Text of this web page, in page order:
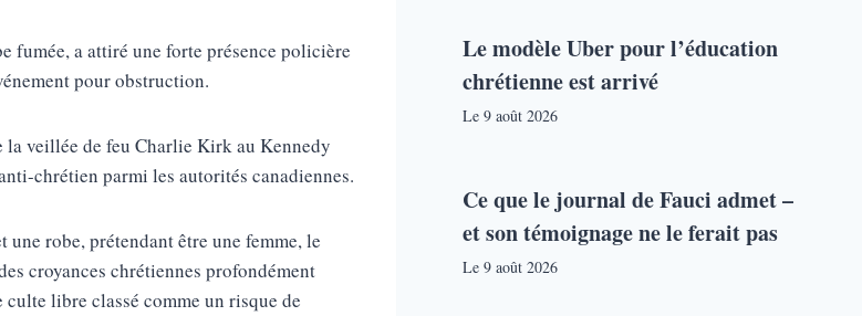
fumée, a attiré une forte présence policière
pour obstruction.
veillée de feu Charlie Kirk au Kennedy
chrétien parmi les autorités canadiennes.
robe, prétendant être une femme, le
croyances chrétiennes profondément
libre classé comme un risque de
Le modèle Uber pour l’éducation
chrétienne est arrivé
Le 9 août 2026
Ce que le journal de Fauci admet –
et son témoignage ne le ferait pas
Le 9 août 2026